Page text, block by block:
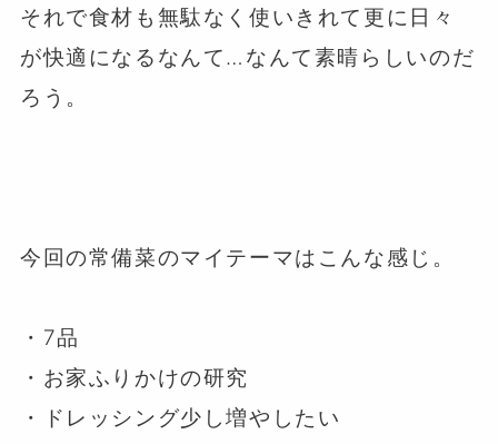
それで食材も無駄なく使いきれて更に日々
が快適になるなんて…なんて素晴らしいのだ
ろう。
今回の常備菜のマイテーマはこんな感じ。
・7品
・お家ふりかけの研究
・ドレッシング少し増やしたい